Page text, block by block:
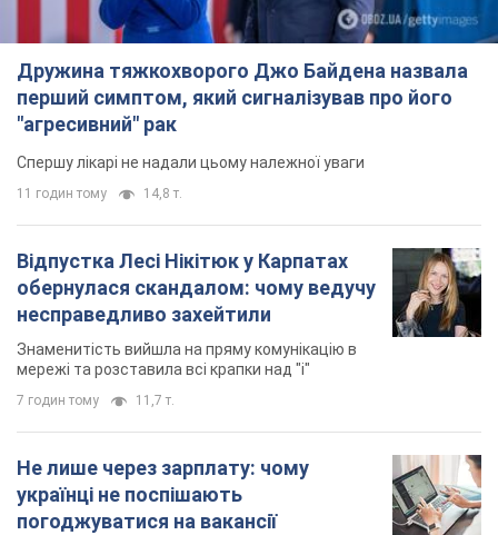
Дружина тяжкохворого Джо Байдена назвала
перший симптом, який сигналізував про його
"агресивний" рак
Спершу лікарі не надали цьому належної уваги
11 годин тому 14,8 т.
Відпустка Лесі Нікітюк у Карпатах
обернулася скандалом: чому ведучу
несправедливо захейтили
Знаменитість вийшла на пряму комунікацію в
мережі та розставила всі крапки над "і"
7 годин тому 11,7 т.
Не лише через зарплату: чому
українці не поспішають
погоджуватися на вакансії